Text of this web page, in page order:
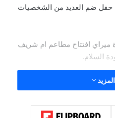
حفل ضم العديد من الشخصيات
ميراي افتتاح مطاعم ام شريف
السلام.